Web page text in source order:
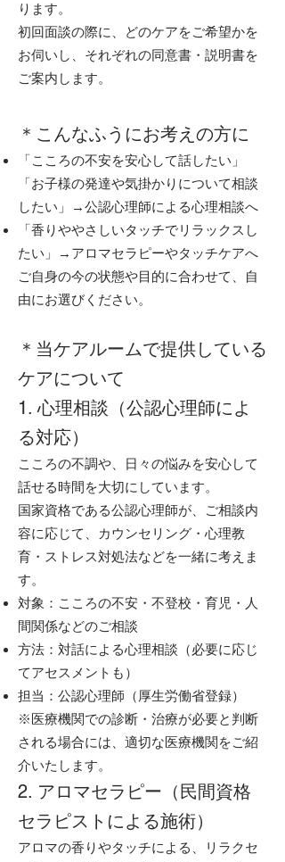
ります。
初回面談の際に、どのケアをご希望かを
お伺いし、それぞれの同意書・説明書を
ご案内します。
＊こんなふうにお考えの方に
「こころの不安を安心して話したい」
「お子様の発達や気掛かりについて相談
したい」→公認心理師による心理相談へ
「香りややさしいタッチでリラックスし
たい」→アロマセラピーやタッチケアへ
ご自身の今の状態や目的に合わせて、自
由にお選びください。
＊当ケアルームで提供している
ケアについて
1. 心理相談（公認心理師によ
る対応）
こころの不調や、日々の悩みを安心して
話せる時間を大切にしています。
国家資格である公認心理師が、ご相談内
容に応じて、カウンセリング・心理教
育・ストレス対処法などを一緒に考えま
す。
対象：こころの不安・不登校・育児・人
間関係などのご相談
方法：対話による心理相談（必要に応じ
てアセスメントも）
担当：公認心理師（厚生労働省登録）
※医療機関での診断・治療が必要と判断
される場合には、適切な医療機関をご紹
介いたします。
2. アロマセラピー（民間資格
セラピストによる施術）
アロマの香りやタッチによる、リラクセ